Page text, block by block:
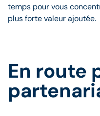
temps pour vous
plus forte valeur ajoutée.
En route